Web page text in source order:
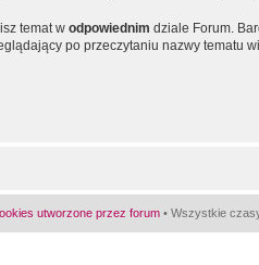
temat w odpowiednim dziale Forum.
po przeczytaniu nazwy tematu
utworzone przez forum • Wszystkie